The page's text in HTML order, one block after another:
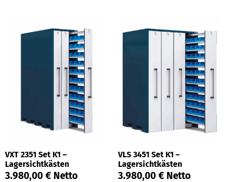
VXT 2351 Set K1 –
Lagersichtkästen
3.980,00 € Netto
VLS 3451 Set K1 –
Lagersichtkästen
3.980,00 € Netto